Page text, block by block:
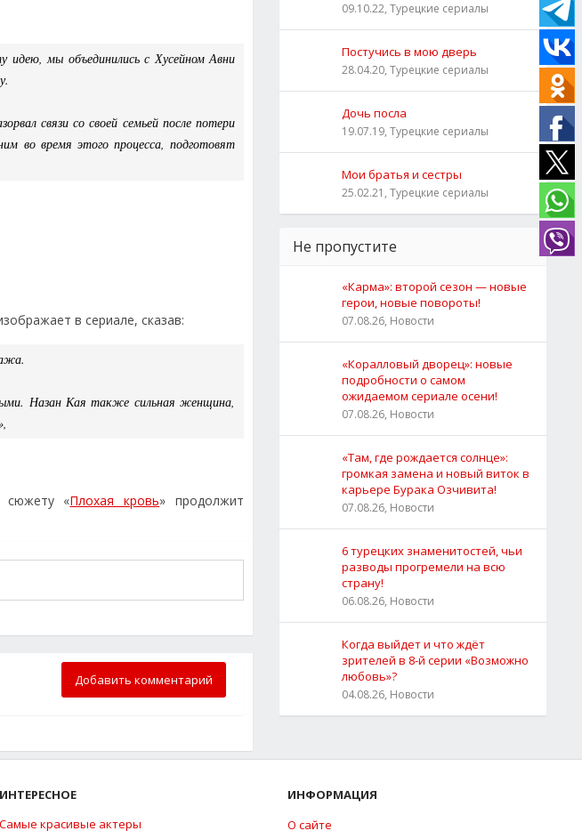
мы объединились с Хусейном Авни
связи со своей семьей после потери
во время этого процесса, подготовят
в сериале, сказав:
Назан Кая также сильная женщина,
сюжету «Плохая кровь» продолжит
Добавить комментарий
09.10.22, Турецкие сериалы
Постучись в мою дверь
28.04.20, Турецкие сериалы
Дочь посла
19.07.19, Турецкие сериалы
Мои братья и сестры
25.02.21, Турецкие сериалы
Не пропустите
«Карма»: второй сезон — новые
герои, новые повороты!
07.08.26, Новости
«Коралловый дворец»: новые
подробности о самом
ожидаемом сериале осени!
07.08.26, Новости
«Там, где рождается солнце»:
громкая замена и новый виток в
карьере Бурака Озчивита!
07.08.26, Новости
6 турецких знаменитостей, чьи
разводы прогремели на всю
страну!
06.08.26, Новости
Когда выйдет и что ждёт
зрителей в 8-й серии «Возможно
любовь»?
04.08.26, Новости
ИНТЕРЕСНОЕ
Самые красивые актеры
ИНФОРМАЦИЯ
О сайте